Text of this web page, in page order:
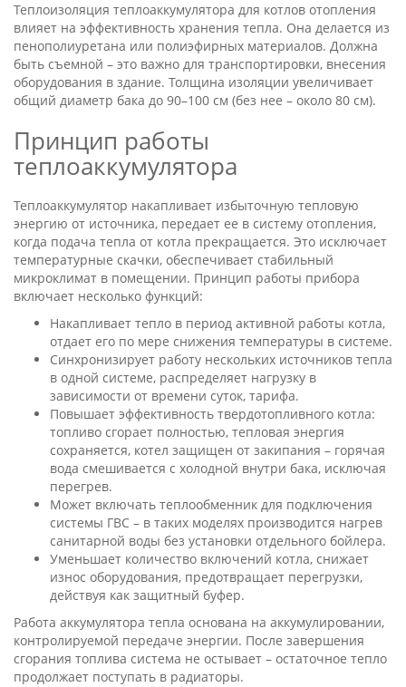
Теплоизоляция теплоаккумулятора для котлов отопления
влияет на эффективность хранения тепла. Она делается из
пенополиуретана или полиэфирных материалов. Должна
быть съемной – это важно для транспортировки, внесения
оборудования в здание. Толщина изоляции увеличивает
общий диаметр бака до 90–100 см (без нее – около 80 см).
Принцип работы
теплоаккумулятора
Теплоаккумулятор накапливает избыточную тепловую
энергию от источника, передает ее в систему отопления,
когда подача тепла от котла прекращается. Это исключает
температурные скачки, обеспечивает стабильный
микроклимат в помещении. Принцип работы прибора
включает несколько функций:
Накапливает тепло в период активной работы котла,
отдает его по мере снижения температуры в системе.
Синхронизирует работу нескольких источников тепла
в одной системе, распределяет нагрузку в
зависимости от времени суток, тарифа.
Повышает эффективность твердотопливного котла:
топливо сгорает полностью, тепловая энергия
сохраняется, котел защищен от закипания – горячая
вода смешивается с холодной внутри бака, исключая
перегрев.
Может включать теплообменник для подключения
системы ГВС – в таких моделях производится нагрев
санитарной воды без установки отдельного бойлера.
Уменьшает количество включений котла, снижает
износ оборудования, предотвращает перегрузки,
действуя как защитный буфер.
Работа аккумулятора тепла основана на аккумулировании,
контролируемой передаче энергии. После завершения
сгорания топлива система не остывает – остаточное тепло
продолжает поступать в радиаторы.